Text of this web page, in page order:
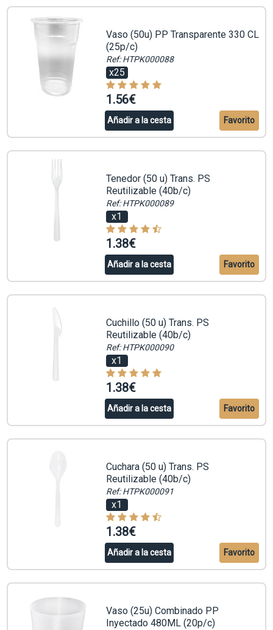
Vaso (50u) PP Transparente 330 CL
(25p/c)
Ref: HTPK000088
x25
1.56€
Añadir a la cesta Favorito
Tenedor (50 u) Trans. PS
Reutilizable (40b/c)
Ref: HTPK000089
x1
1.38€
Añadir a la cesta Favorito
Cuchillo (50 u) Trans. PS
Reutilizable (40b/c)
Ref: HTPK000090
x1
1.38€
Añadir a la cesta Favorito
Cuchara (50 u) Trans. PS
Reutilizable (40b/c)
Ref: HTPK000091
x1
1.38€
Añadir a la cesta Favorito
Vaso (25u) Combinado PP
Inyectado 480ML (20p/c)